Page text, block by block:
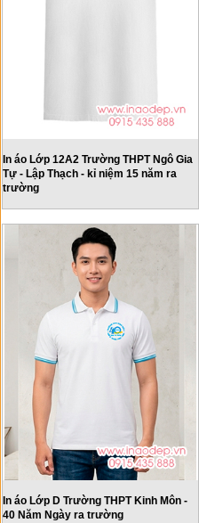
In áo Lớp 12A2 Trường THPT Ngô Gia
Tự - Lập Thạch - kỉ niệm 15 năm ra
trường
In áo Lớp D Trường THPT Kinh Môn -
40 Năm Ngày ra trường